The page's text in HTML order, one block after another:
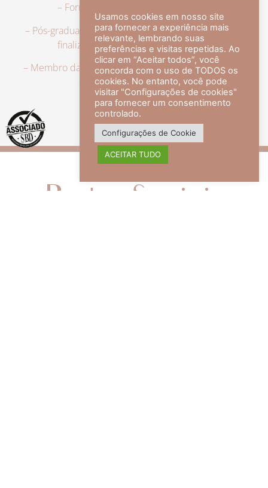
– Formação em Medicina pela UFRJ.
– Pós-graduação em Dermatologia pela UFRJ, tendo
finalizado a especialização em 2007.
– Membro da Sociedade Brasileira de Dermatologia,
com título de especialista.
veja mais +
Redes Sociais
Usamos cookies em nosso site
para fornecer a experiência mais
relevante, lembrando suas
preferências e visitas repetidas. Ao
clicar em “Aceitar todos”, você
concorda com o uso de TODOS os
cookies. No entanto, você pode
visitar "Configurações de cookies"
para fornecer um consentimento
controlado.
Configurações de Cookie
ACEITAR TUDO